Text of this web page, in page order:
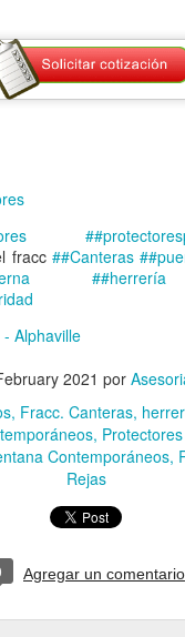
fracc ##Canteras
##herrería
Alphaville
2021 por
Fracc. Canteras
Contemporáneos
Rejas
Agregar un comentario